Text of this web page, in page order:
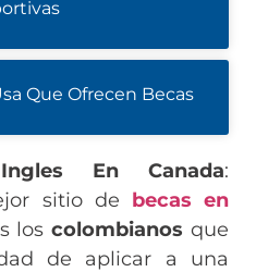
Que Ofrecen Becas
En Canada:
sitio de becas en
loscolombianos que
de aplicar a una